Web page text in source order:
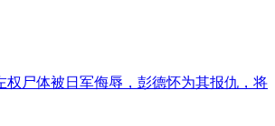
权尸体被日军侮辱，彭德怀为其报仇，将